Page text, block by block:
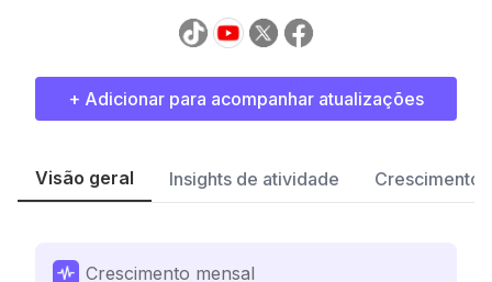
+ Adicionar para acompanhar atualizações
Visão geral Insights de atividade Crescimento
Crescimento mensal